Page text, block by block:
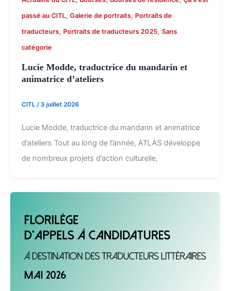
passé au CITL, Galerie de portraits, Portraits de
traducteurs, Portraits de traducteurs 2025, Sans
catégorie
Lucie Modde, traductrice du mandarin et
animatrice d’ateliers
CITL /3 juillet 2026
Lucie Modde, traductrice du mandarin et animatrice
d’ateliers Tout au long de l’année, ATLAS développe
de nombreux projets d’action culturelle,